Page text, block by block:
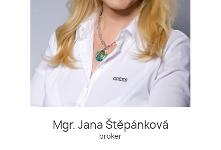
Mgr. Jana Štěpánková
broker